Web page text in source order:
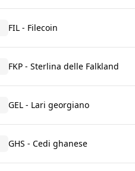
FIL - Filecoin
FKP - Sterlina delle Falkland
GEL - Lari georgiano
GHS - Cedi ghanese